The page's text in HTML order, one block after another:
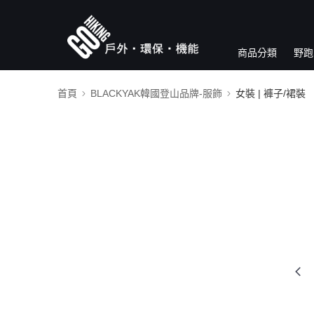
商品分類 野
首頁 BLACKYAK韓國登山品牌-服飾 女裝 | 褲子/裙裝